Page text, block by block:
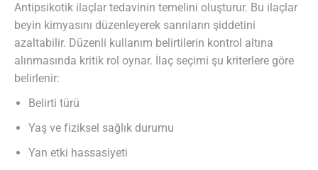
Antipsikotik ilaçlar tedavinin temelini oluşturur. Bu ilaçlar
beyin kimyasını düzenleyerek sanrıların şiddetini
azaltabilir. Düzenli kullanım belirtilerin kontrol altına
alınmasında kritik rol oynar. İlaç seçimi şu kriterlere göre
belirlenir:
Belirti türü
Yaş ve fiziksel sağlık durumu
Yan etki hassasiyeti